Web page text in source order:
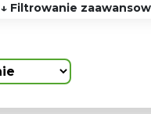
↓ Filtrowanie